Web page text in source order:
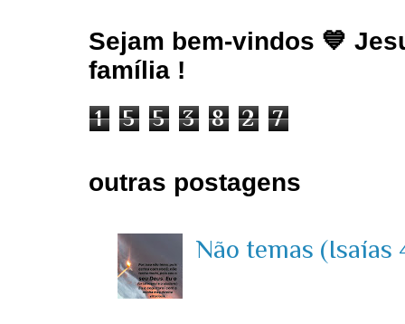
Sejam bem-vindos 💙
família !
1 5 5 3 8 2 7
outras postagens
Não temas (Isaías